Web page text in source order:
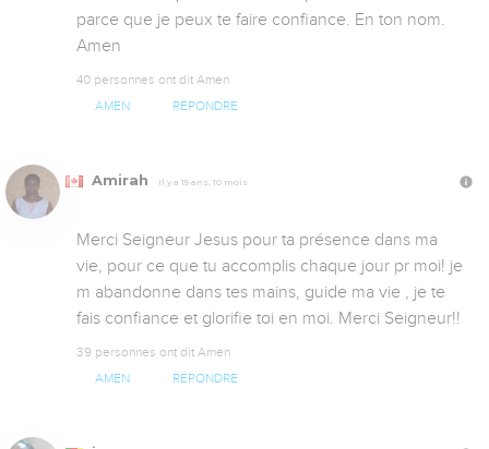
parce que je peux te faire confiance. En ton nom.
Amen
40 personnes ont dit Amen
AMEN RÉPONDRE
Amirah Il y a 15 ans, 10 mois
Merci Seigneur Jesus pour ta présence dans ma
vie, pour ce que tu accomplis chaque jour pr moi! je
m abandonne dans tes mains, guide ma vie , je te
fais confiance et glorifie toi en moi. Merci Seigneur!!
39 personnes ont dit Amen
AMEN RÉPONDRE